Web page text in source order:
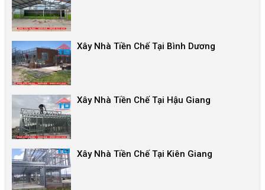
Xây Nhà Tiền Chế Tại Bình Dương
Xây Nhà Tiền Chế Tại Hậu Giang
Xây Nhà Tiền Chế Tại Kiên Giang